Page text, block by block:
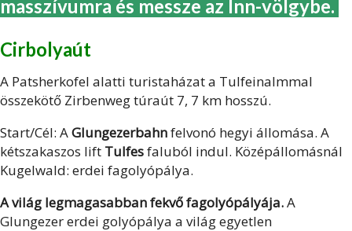
masszívumra és messze az Inn-völgybe.
Cirbolyaút
A Patsherkofel alatti turistaházat a Tulfeinalmmal
összekötő Zirbenweg túraút 7, 7 km hosszú.
Start/Cél: AGlungezerbahnfelvonó hegyi állomása. A
kétszakaszos lift Tulfesfaluból indul. Középállomásnál
Kugelwald: erdei fagolyópálya.
A világ legmagasabban fekvő fagolyópályája.A
Glungezer erdei golyópálya a világ egyetlen